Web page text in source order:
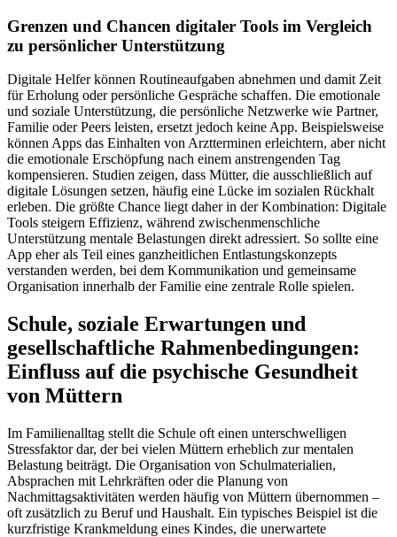
Grenzen und Chancen digitaler Tools im Vergleich
zu persönlicher Unterstützung
Digitale Helfer können Routineaufgaben abnehmen und damit Zeit
für Erholung oder persönliche Gespräche schaffen. Die emotionale
und soziale Unterstützung, die persönliche Netzwerke wie Partner,
Familie oder Peers leisten, ersetzt jedoch keine App. Beispielsweise
können Apps das Einhalten von Arztterminen erleichtern, aber nicht
die emotionale Erschöpfung nach einem anstrengenden Tag
kompensieren. Studien zeigen, dass Mütter, die ausschließlich auf
digitale Lösungen setzen, häufig eine Lücke im sozialen Rückhalt
erleben. Die größte Chance liegt daher in der Kombination: Digitale
Tools steigern Effizienz, während zwischenmenschliche
Unterstützung mentale Belastungen direkt adressiert. So sollte eine
App eher als Teil eines ganzheitlichen Entlastungskonzepts
verstanden werden, bei dem Kommunikation und gemeinsame
Organisation innerhalb der Familie eine zentrale Rolle spielen.
Schule, soziale Erwartungen und
gesellschaftliche Rahmenbedingungen:
Einfluss auf die psychische Gesundheit
von Müttern
Im Familienalltag stellt die Schule oft einen unterschwelligen
Stressfaktor dar, der bei vielen Müttern erheblich zur mentalen
Belastung beiträgt. Die Organisation von Schulmaterialien,
Absprachen mit Lehrkräften oder die Planung von
Nachmittagsaktivitäten werden häufig von Müttern übernommen –
oft zusätzlich zu Beruf und Haushalt. Ein typisches Beispiel ist die
kurzfristige Krankmeldung eines Kindes, die unerwartete